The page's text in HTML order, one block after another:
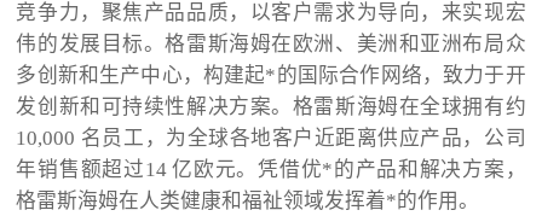
竞争力，聚焦产品品质，以客户需求为导向，来实现宏
伟的发展目标。格雷斯海姆在欧洲、美洲和亚洲布局众
多创新和生产中心，构建起*的国际合作网络，致力于开
发创新和可持续性解决方案。格雷斯海姆在全球拥有约
10,000 名员工，为全球各地客户近距离供应产品，公司
年销售额超过14 亿欧元。凭借优*的产品和解决方案，
格雷斯海姆在人类健康和福祉领域发挥着*的作用。